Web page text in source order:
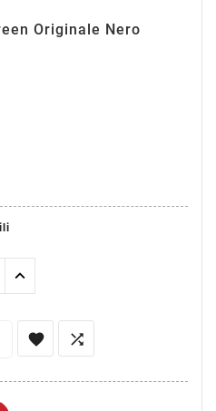
Originale Nero
 